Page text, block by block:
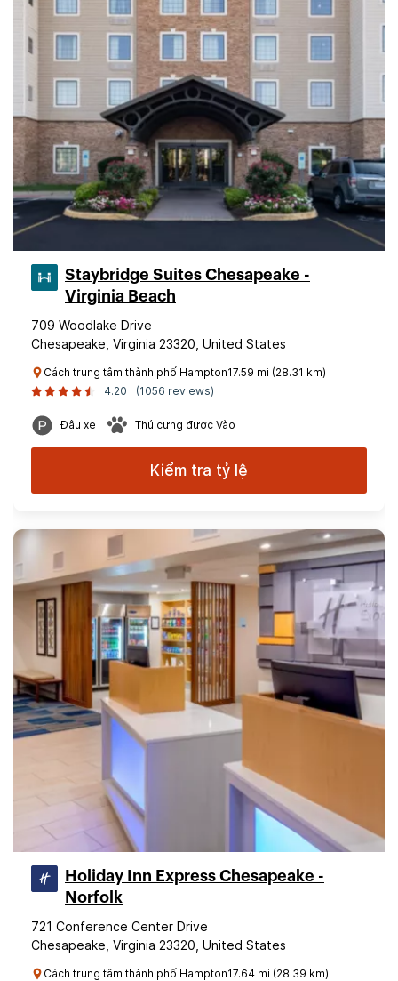
Staybridge Suites Chesapeake -
Virginia Beach
709 Woodlake Drive
Chesapeake, Virginia 23320, United States
Cách trung tâm thành phố Hampton17.59 mi (28.31 km)
4.20
(1056 reviews)
Đậu xe Thú cưng được Vào
Kiểm tra tỷ lệ
Holiday Inn Express Chesapeake -
Norfolk
721 Conference Center Drive
Chesapeake, Virginia 23320, United States
Cách trung tâm thành phố Hampton17.64 mi (28.39 km)